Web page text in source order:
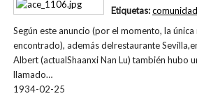
Según este anuncio (por el momento, la
encontrado), además delrestaurante
Albert (actualShaanxi Nan Lu) también hubo
llamado…
1934-02-25
Etiquetas: